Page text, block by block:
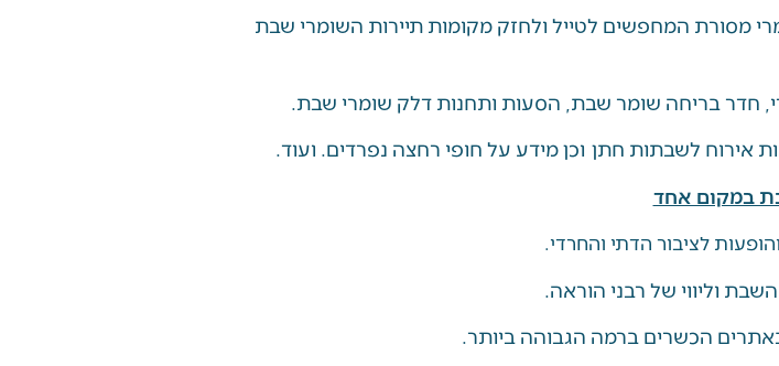
המחפשים לטייל ולחזק מקומות תיירות השומרי שבת
חדר בריחה שומר שבת, הסעות ותחנות דלק שומרי שבת.
אירוח לשבתות חתן וכן מידע על חופי רחצה נפרדים. ועוד.
במקום אחד
לציבור הדתי והחרדי.
וליווי של רבני הוראה.
הכשרים ברמה הגבוהה ביותר.